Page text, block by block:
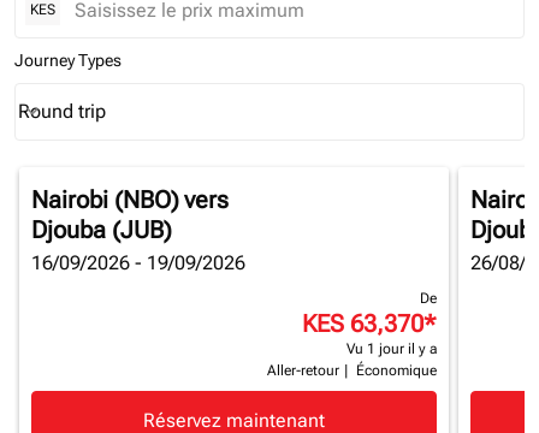
KES
Journey Types
Journey Types option Round trip Selected
Round trip
keyboard_arrow_down
Nairobi (NBO)vers
Djouba (JUB)
16/09/2026 - 19/09/2026
De
KES 63,370*
Vu 1 jour il y a
Aller-retour
Économique
Réservez maintenant
26/08/